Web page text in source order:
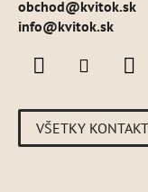
obchod@kvitok.sk
info@kvitok.sk
VŠETKY